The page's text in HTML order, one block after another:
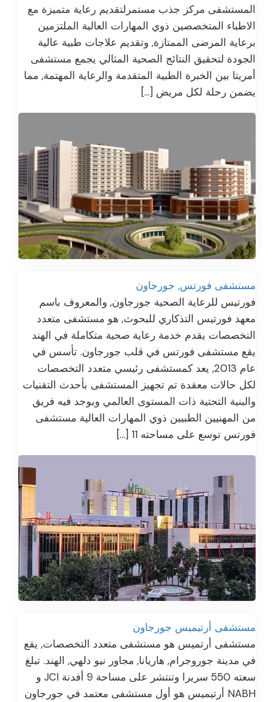
المستشفى مركز جذب مستمرلتقديم رعاية متميزة مع
الاطباء المتخصصين ذوي المهارات العالية الملتزمين
برعاية المرضى الممتازة, وتقديم علاجات طبية عالية
الجودة لتحقيق النتائج الصحية المثالي يجمع مستشفى
أمريتا بين الخبرة الطبية المتقدمة والرعاية المهتمة, مما
يضمن رحلة لكل مريض […]
مستشفى فورتس, جورجاون
فورتيس للرعاية الصحية جورجاون, والمعروف باسم
معهد فورتيس التذكاري للبحوث, هو مستشفى متعدد
التخصصات يقدم خدمة رعاية صحية متكاملة في الهند
يقع مستشفى فورتس في قلب جورجاون. تأسس في
عام 2013, يعد كمستشفى رئيسي متعدد التخصصات
لكل حالات معقدة تم تجهيز المستشفى بأحدث التقنيات
والبنية التحتية ذات المستوى العالمي ويوجد فيه فريق
من المهنيين الطبيين ذوي المهارات العالية مستشفى
فورتس توسع على مساحته 11 […]
مستشفى أرتيميس جورجاون
مستشفى أرتميس هو مستشفى متعدد التخصصات, يقع
في مدينة جوروجرام, هاريانا, مجاور نيو دلهي, الهند. تبلغ
سعته 550 سريرا وتنتشر على مساحة 9 أفدنة JCI و
NABH أرتيميس هو أول مستشفى معتمد في جورجاون